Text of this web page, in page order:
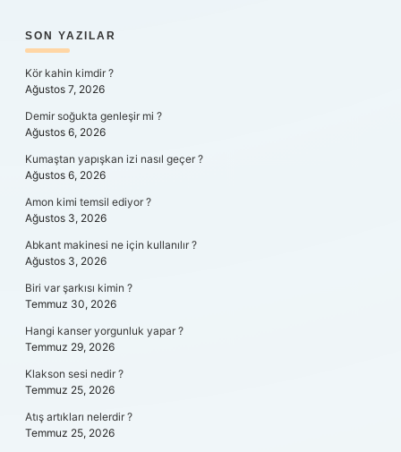
SIDEBAR
SON YAZILAR
Kör kahin kimdir ?
Ağustos 7, 2026
Demir soğukta genleşir mi ?
Ağustos 6, 2026
Kumaştan yapışkan izi nasıl geçer ?
Ağustos 6, 2026
Amon kimi temsil ediyor ?
Ağustos 3, 2026
Abkant makinesi ne için kullanılır ?
Ağustos 3, 2026
Biri var şarkısı kimin ?
Temmuz 30, 2026
Hangi kanser yorgunluk yapar ?
Temmuz 29, 2026
Klakson sesi nedir ?
Temmuz 25, 2026
Atış artıkları nelerdir ?
Temmuz 25, 2026